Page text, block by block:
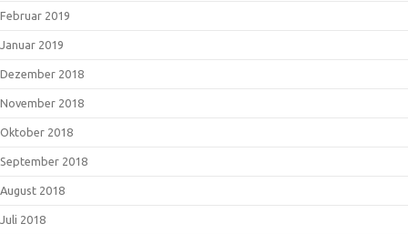
Februar 2019
Januar 2019
Dezember 2018
November 2018
Oktober 2018
September 2018
August 2018
Juli 2018